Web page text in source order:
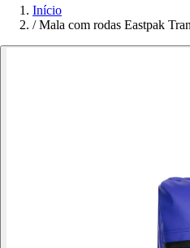
Início
/ Mala com rodas Eastpak